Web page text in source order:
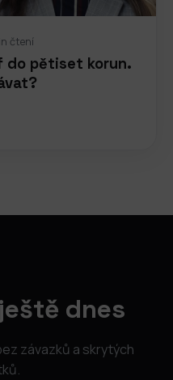
čtení
do pětiset korun.
dnes
závazků a skrytých